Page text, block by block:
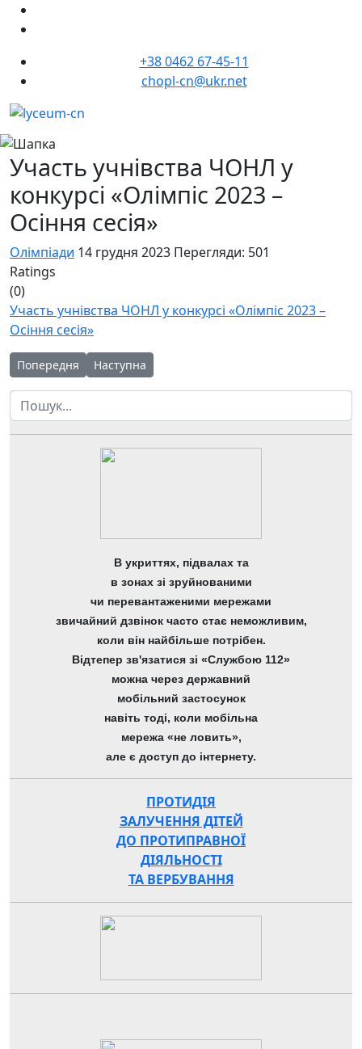
+38 0462 67-45-11
chopl-cn@ukr.net
Участь учнівства ЧОНЛ у
конкурсі «Олімпіс 2023 –
Осіння сесія»
Олімпіади 14 грудня 2023 Перегляди: 501
Ratings
(0)
Участь учнівства ЧОНЛ у конкурсі «Олімпіс 2023 –
Осіння сесія»
Попередня стаття: Підготовка до інтелектуальних змагань
Попередня Наступна стаття: ІІ етап ХХІV Міжнародного
Наступна
Пошук
В укриттях, підвалах та
в зонах зі зруйнованими
чи перевантаженими мережами
звичайний дзвінок часто стає неможливим,
коли він найбільше потрібен.
Відтепер зв'язатися зі «Службою 112»
можна через державний
мобільний застосунок
навіть тоді, коли мобільна
мережа «не ловить»,
але є доступ до інтернету.
ПРОТИДІЯ
ЗАЛУЧЕННЯ ДІТЕЙ
ДО ПРОТИПРАВНОЇ
ДІЯЛЬНОСТІ
ТА ВЕРБУВАННЯ